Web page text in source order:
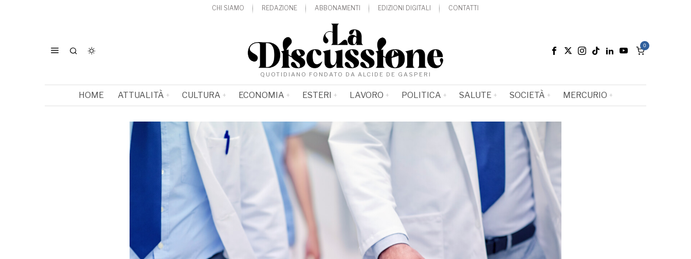
CHI SIAMO REDAZIONE ABBONAMENTI EDIZIONI DIGITALI CONTATTI
QUOTIDIANO FONDATO DA ALCIDE DE GASPERI
0
HOME ATTUALITÀ CULTURA ECONOMIA ESTERI LAVORO POLITICA SALUTE SOCIETÀ MERCURIO